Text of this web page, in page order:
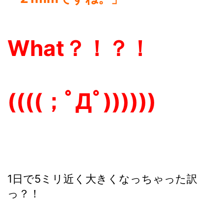
What？！？！
((((；ﾟДﾟ))))))
1日で5ミリ近く大きくなっちゃった訳
っ？！